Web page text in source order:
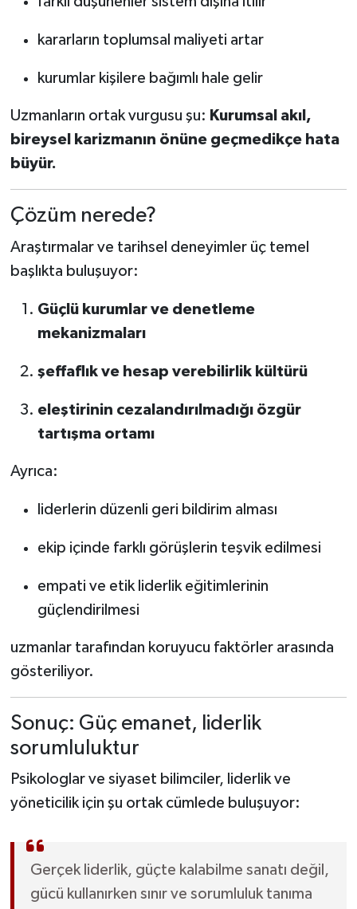
kararların toplumsal maliyeti artar
kurumlar kişilere bağımlı hale gelir
Uzmanların ortak vurgusu şu: Kurumsal akıl,
bireysel karizmanın önüne geçmedikçe hata
büyür.
Çözüm nerede?
Araştırmalar ve tarihsel deneyimler üç temel
başlıkta buluşuyor:
Güçlü kurumlar ve denetleme
mekanizmaları
şeffaflık ve hesap verebilirlik kültürü
eleştirinin cezalandırılmadığı özgür
tartışma ortamı
Ayrıca:
liderlerin düzenli geri bildirim alması
ekip içinde farklı görüşlerin teşvik edilmesi
empati ve etik liderlik eğitimlerinin
güçlendirilmesi
uzmanlar tarafından koruyucu faktörler arasında
gösteriliyor.
Sonuç: Güç emanet, liderlik
sorumluluktur
Psikologlar ve siyaset bilimciler, liderlik ve
yöneticilik için şu ortak cümlede buluşuyor:
Gerçek liderlik, güçte kalabilme sanatı değil,
gücü kullanırken sınır ve sorumluluk tanıma